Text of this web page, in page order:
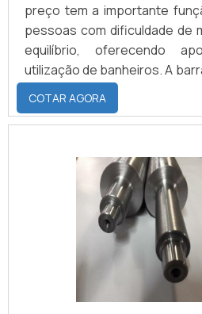
preço tem a importante
pessoas com dificuldade de
equilíbrio, oferecendo
utilização de banheiros. A
aço inox para banheiro pode
Ao lado do vaso sanitário;
banho; Nas
apoio de aço inox para
produzida nos mais
modelos, de acordo com as
necessidades de cada usu.
COTAR AGORA